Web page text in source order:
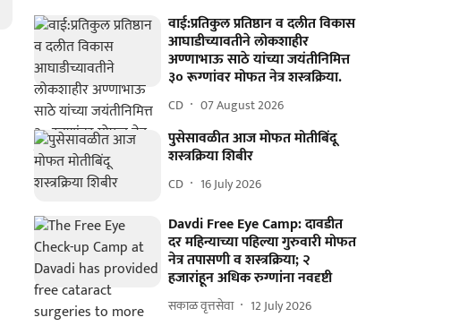
वाई:प्रतिकुल प्रतिष्ठान व दलीत विकास
आघाडीच्यावतीने लोकशाहीर
अण्णाभाऊ साठे यांच्या जयंतीनिमित्त
३० रूग्णांवर मोफत नेत्र शस्त्रक्रिया.
CD 07 August 2026
पुसेसावळीत आज मोफत मोतीबिंदू
शस्त्रक्रिया शिबीर
CD 16 July 2026
Davdi Free Eye Camp: दावडीत
दर महिन्याच्या पहिल्या गुरुवारी मोफत
नेत्र तपासणी व शस्त्रक्रिया; २
हजारांहून अधिक रुग्णांना नवदृष्टी
सकाळ वृत्तसेवा 12 July 2026